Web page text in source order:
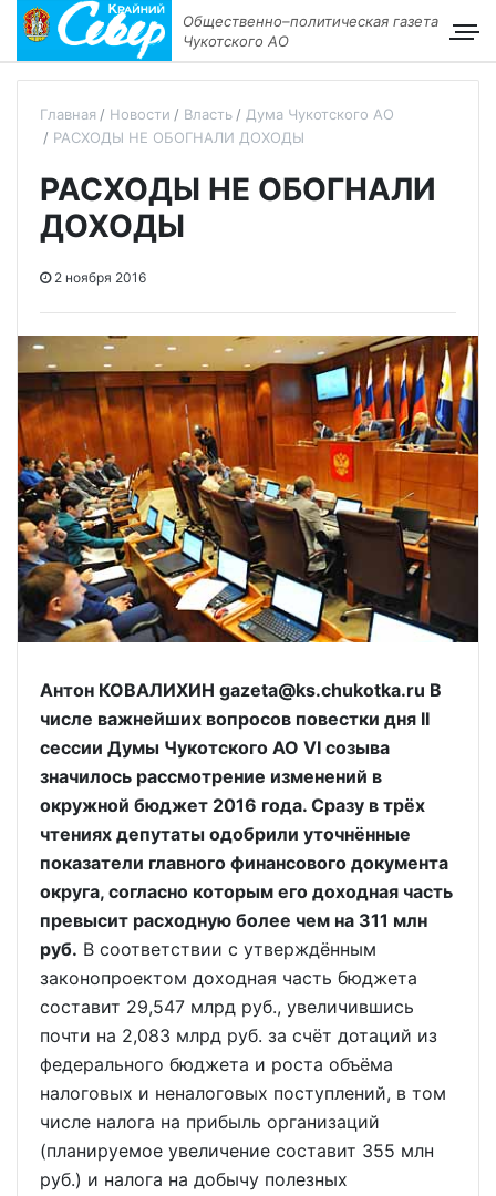
Общественно–политическая газета
Чукотского АО
Главная Новости Власть
Дума Чукотского АО
РАСХОДЫ НЕ ОБОГНАЛИ ДОХОДЫ
РАСХОДЫ НЕ ОБОГНАЛИ
ДОХОДЫ
2 ноября 2016
Антон КОВАЛИХИН gazeta@ks.chukotka.ru В
числе важнейших вопросов повестки дня II
сессии Думы Чукотского АО VI созыва
значилось рассмотрение изменений в
окружной бюджет 2016 года. Сразу в трёх
чтениях депутаты одобрили уточнённые
показатели главного финансового документа
округа, согласно которым его доходная часть
превысит расходную более чем на 311 млн
руб. В соответствии с утверждённым
законопроектом доходная часть бюджета
составит 29,547 млрд руб., увеличившись
почти на 2,083 млрд руб. за счёт дотаций из
федерального бюджета и роста объёма
налоговых и неналоговых поступлений, в том
числе налога на прибыль организаций
(планируемое увеличение составит 355 млн
руб.) и налога на добычу полезных